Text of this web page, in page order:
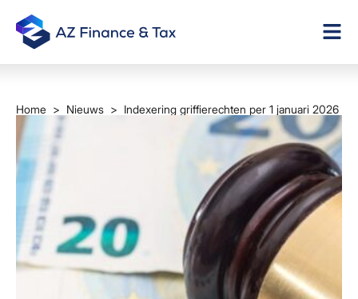
Home > Nieuws > Indexering griffierechten per 1 januari 2026